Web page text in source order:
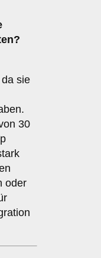
sie
30
oder